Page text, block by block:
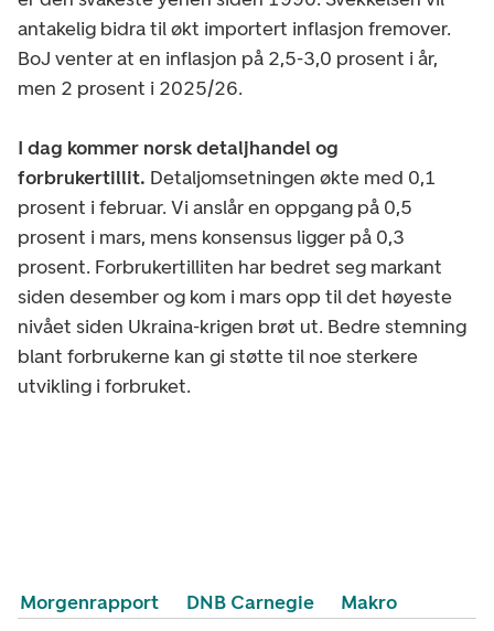
antakelig bidra til økt importert inflasjon fremover.
BoJ venter at en inflasjon på 2,5-3,0 prosent i år,
men 2 prosent i 2025/26.
I dag kommer norsk detaljhandel og
forbrukertillit. Detaljomsetningen økte med 0,1
prosent i februar. Vi anslår en oppgang på 0,5
prosent i mars, mens konsensus ligger på 0,3
prosent. Forbrukertilliten har bedret seg markant
siden desember og kom i mars opp til det høyeste
nivået siden Ukraina-krigen brøt ut. Bedre stemning
blant forbrukerne kan gi støtte til noe sterkere
utvikling i forbruket.
Morgenrapport DNB Carnegie Makro